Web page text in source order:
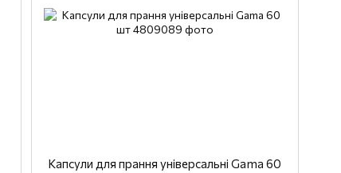
Капсули для прання універсальні Gama 60